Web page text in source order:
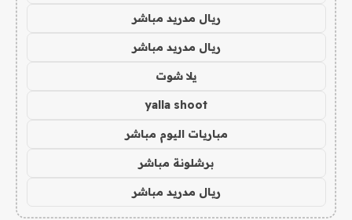
ريال مدريد مباشر
ريال مدريد مباشر
يلا شوت
yalla shoot
مباريات اليوم مباشر
برشلونة مباشر
ريال مدريد مباشر